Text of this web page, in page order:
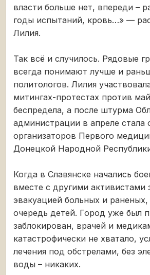
власти больше нет, впереди –
годы испытаний, кровь…» —
Лилия.
Так всё и случилось. Рядовые
всегда понимают лучше и
политологов. Лилия
митингах-протестах против
беспредела, а после штурма
администрации в апреле стала
организаторов Первого
Донецкой Народной
Когда в Славянске начались
вместе с другими активистами
эвакуацией больных и
очередь детей. Город уже был
заблокирован, врачей и
катастрофически не хватало,
лечения под обстрелами, без
воды – никаких.